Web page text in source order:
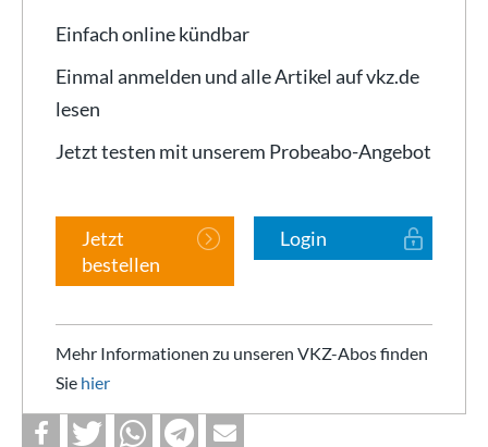
Einfach online kündbar
Einmal anmelden und alle Artikel auf vkz.de
lesen
Jetzt testen mit unserem Probeabo-Angebot
Jetzt
bestellen
Login
Mehr Informationen zu unseren VKZ-Abos finden
Sie hier